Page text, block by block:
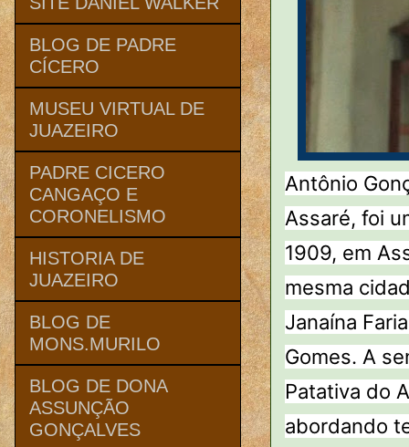
Antônio
Assaré, foi
1909, em
mesma
Janaína
Gomes. A
Patativa do
abordando
BLOG DE PADRE
CÍCERO
MUSEU VIRTUAL DE
JUAZEIRO
PADRE CICERO
CANGAÇO E
CORONELISMO
HISTORIA DE
JUAZEIRO
BLOG DE
MONS.MURILO
BLOG DE DONA
ASSUNÇÃO
GONÇALVES